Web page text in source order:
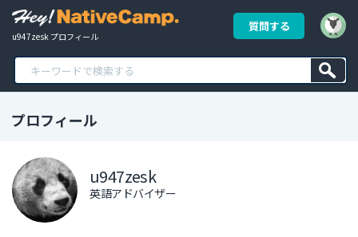
u947zesk プロフィール
質問する
プロフィール
u947zesk
英語アドバイザー